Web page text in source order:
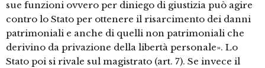
sue funzioni ovvero per diniego di giustizia può agire
contro lo Stato per ottenere il risarcimento dei danni
patrimoniali e anche di quelli non patrimoniali che
derivino da privazione della libertà personale». Lo
Stato poi si rivale sul magistrato (art. 7). Se invece il